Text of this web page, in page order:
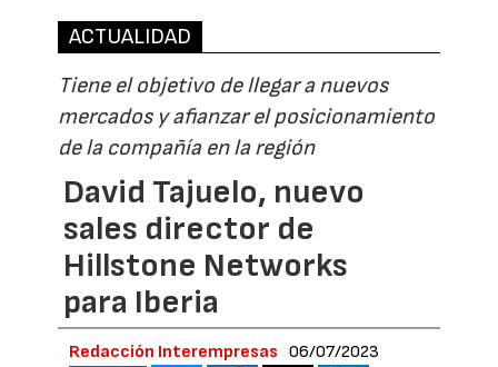
ACTUALIDAD
Tiene el objetivo de llegar a nuevos
mercados y afianzar el posicionamiento
de la compañía en la región
David Tajuelo, nuevo
sales director de
Hillstone Networks
para Iberia
Redacción Interempresas 06/07/2023